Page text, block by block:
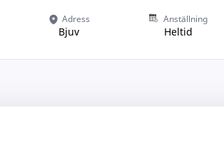
Adress
Bjuv
Anställning
Heltid